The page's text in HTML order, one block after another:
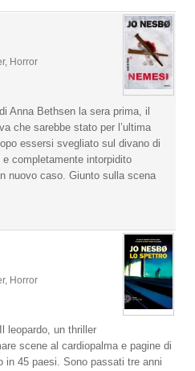
Horror
Anna Bethsen la sera prima, il
che sarebbe stato per l’ultima
essersi svegliato sul divano di
completamente intorpidito
nuovo caso. Giunto sulla scena
Horror
leopardo, un thriller
scene al cardiopalma e pagine di
in 45 paesi. Sono passati tre anni